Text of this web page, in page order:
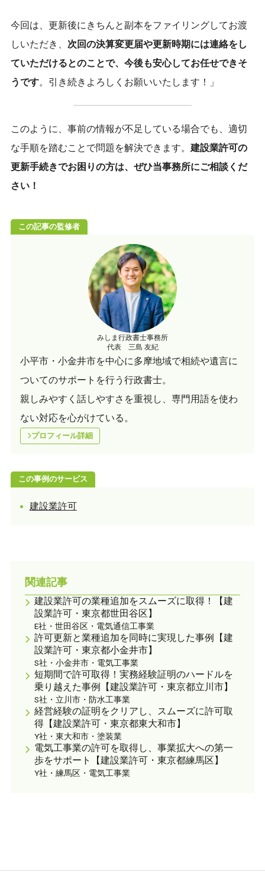
今回は、更新後にきちんと副本をファイリングしてお渡
しいただき、 次回の決算変更届や更新時期には連絡をし
ていただけるとのことで、今後も安心してお任せできそ
うです。引き続きよろしくお願いいたします！」
このように、事前の情報が不足している場合でも、適切
な手順を踏むことで問題を解決できます。 建設業許可の
更新手続きでお困りの方は、ぜひ当事務所にご相談くだ
さい！
この記事の監修者
みしま行政書士事務所
代表 三島 友紀
小平市・小金井市を中心に多摩地域で相続や遺言に
ついてのサポートを行う行政書士。
親しみやすく話しやすさを重視し、専門用語を使わ
ない対応を心がけている。
プロフィール詳細
この事例のサービス
建設業許可
関連記事
建設業許可の業種追加をスムーズに取得！【建
設業許可・東京都世田谷区】
E社・世田谷区・電気通信工事業
許可更新と業種追加を同時に実現した事例【建
設業許可・東京都小金井市】
S社・小金井市・電気工事業
短期間で許可取得！実務経験証明のハードルを
乗り越えた事例【建設業許可・東京都立川市】
S社・立川市・防水工事業
経営経験の証明をクリアし、スムーズに許可取
得【建設業許可・東京都東大和市】
Y社・東大和市・塗装業
電気工事業の許可を取得し、事業拡大への第一
歩をサポート【建設業許可・東京都練馬区】
Y社・練馬区・電気工事業